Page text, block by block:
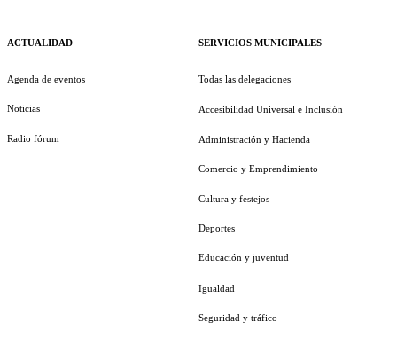
ACTUALIDAD
Agenda de eventos
Noticias
Radio fórum
SERVICIOS MUNICIPALES
Todas las delegaciones
Accesibilidad Universal e Inclusión
Administración y Hacienda
Comercio y Emprendimiento
Cultura y festejos
Deportes
Educación y juventud
Igualdad
Seguridad y tráfico